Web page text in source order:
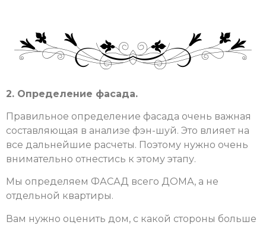
2. Определение фасада.
Правильное определение фасада очень важная
составляющая в анализе фэн-шуй. Это влияет на
все дальнейшие расчеты. Поэтому нужно очень
внимательно отнестись к этому этапу.
Мы определяем ФАСАД всего ДОМА, а не
отдельной квартиры.
Вам нужно оценить дом, с какой стороны больше